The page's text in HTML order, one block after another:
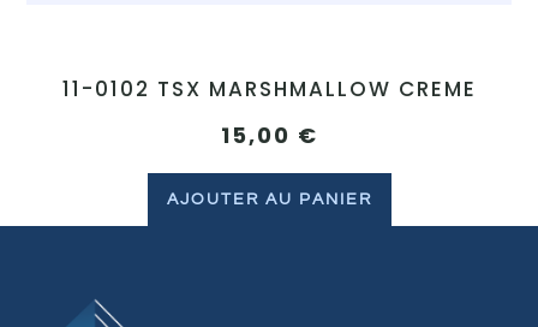
11-0102 TSX MARSHMALLOW CREME
15,00 €
AJOUTER AU PANIER